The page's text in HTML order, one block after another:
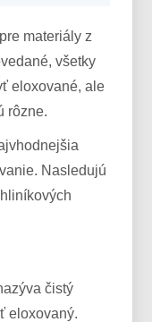
materiály z
všetky
eloxované, ale
rôzne.
Nasledujú
čistý
eloxovaný.